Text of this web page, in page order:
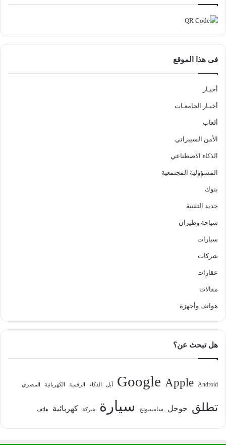
فى هذا الموقع
أخبـار
أخبـار الجامعـات
ألعاب
الأمن السيبراني
الذكاء الاصطناعي
المسؤولية المجتمعية
بنوك
جديد التقنية
سياحة وطيران
سيارات
شركات
عقارات
مقالات
هواتف وأجهزة
هل تبحث عن؟
Android
Apple
Google آبل الذكاء الرقمية الكهربائية المصري
تطلق جوجل سامسونج سيارة شركة كهربائية هاتف